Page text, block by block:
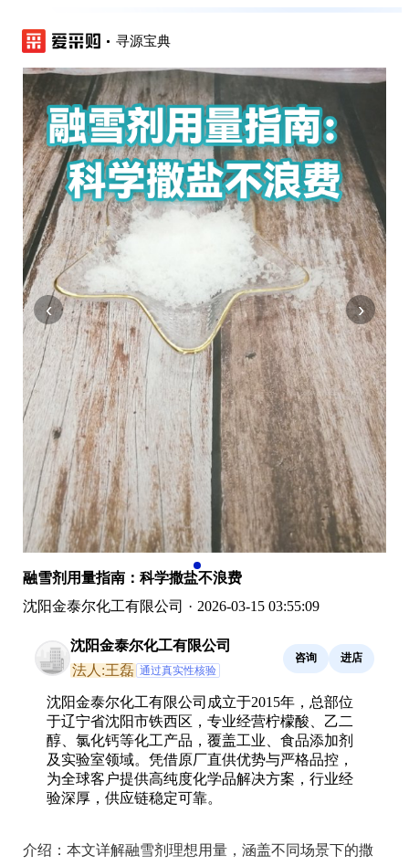
寻源宝典
‹ ›
融雪剂用量指南：科学撒盐不浪费
沈阳金泰尔化工有限公司 · 2026-03-15 03:55:09
沈阳金泰尔化工有限公司
法人:王磊 通过真实性核验
咨询 进店
沈阳金泰尔化工有限公司成立于2015年，总部位
于辽宁省沈阳市铁西区，专业经营柠檬酸、乙二
醇、氯化钙等化工产品，覆盖工业、食品添加剂
及实验室领域。凭借原厂直供优势与严格品控，
为全球客户提供高纯度化学品解决方案，行业经
验深厚，供应链稳定可靠。
介绍： 本文详解融雪剂理想用量，涵盖不同场景下的撒